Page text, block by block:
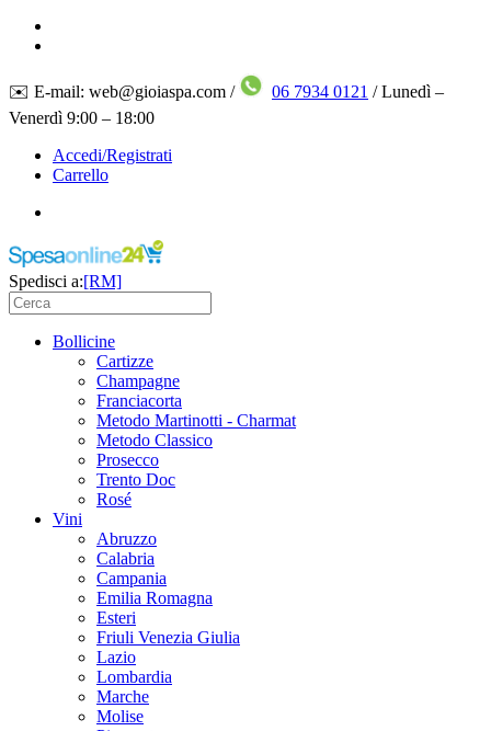
✉️ E-mail: web@gioiaspa.com / 06 7934 0121 / Lunedì –
Venerdì 9:00 – 18:00
Accedi/Registrati
Carrello
Spedisci a:[RM]
Bollicine
Cartizze
Champagne
Franciacorta
Metodo Martinotti - Charmat
Metodo Classico
Prosecco
Trento Doc
Rosé
Vini
Abruzzo
Calabria
Campania
Emilia Romagna
Esteri
Friuli Venezia Giulia
Lazio
Lombardia
Marche
Molise